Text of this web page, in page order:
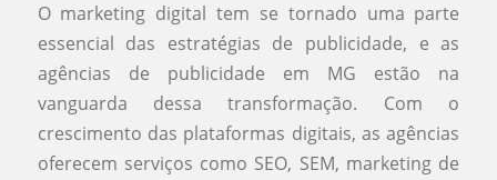
O marketing digital tem se tornado uma parte
essencial das estratégias de publicidade, e as
agências de publicidade em MG estão na
vanguarda dessa transformação. Com o
crescimento das plataformas digitais, as agências
oferecem serviços como SEO, SEM, marketing de